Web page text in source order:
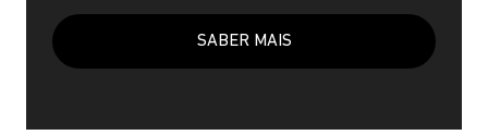
SABER MAIS